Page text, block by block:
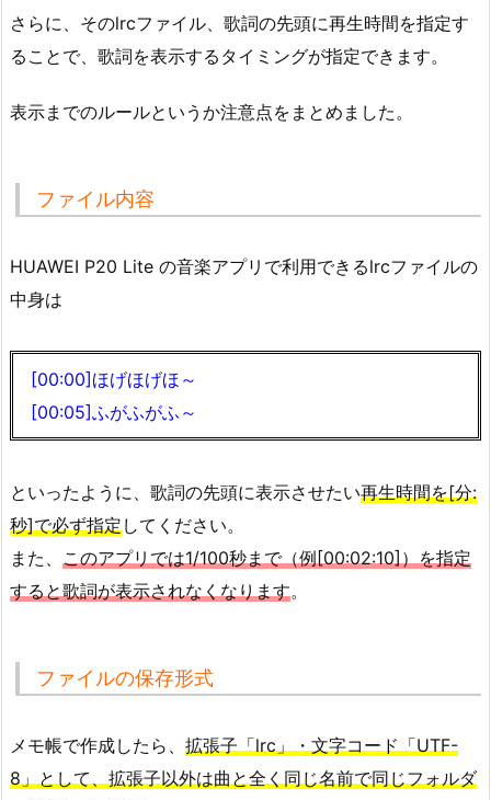
さらに、そのlrcファイル、歌詞の先頭に再生時間を指定す
ることで、歌詞を表示するタイミングが指定できます。
表示までのルールというか注意点をまとめました。
ファイル内容
HUAWEI P20 Lite の音楽アプリで利用できるlrcファイルの
中身は
[00:00]ほげほげほ～
[00:05]ふがふがふ～
といったように、歌詞の先頭に表示させたい再生時間を[分:
秒]で必ず指定 してください。
また、 このアプリでは1/100秒まで（例[00:02:10]）を指定
すると歌詞が表示されなくなります。
ファイルの保存形式
メモ帳で作成したら、 拡張子「lrc」・文字コード「UTF-
8」として、拡張子以外は曲と全く同じ名前で同じフォルダ